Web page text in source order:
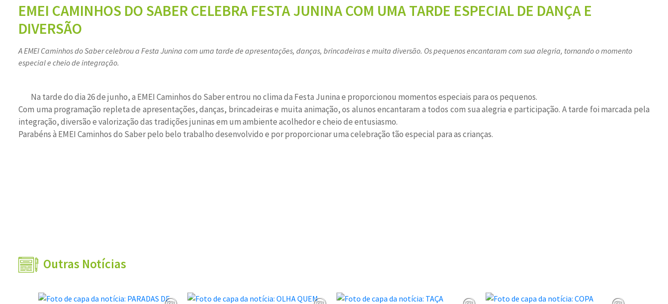
EMEI CAMINHOS DO SABER CELEBRA FESTA JUNINA COM UMA TARDE ESPECIAL DE DANÇA E
DIVERSÃO
A EMEI Caminhos do Saber celebrou a Festa Junina com uma tarde de apresentações, danças, brincadeiras e muita diversão. Os pequenos encantaram com sua alegria, tornando o momento
especial e cheio de integração.
Na tarde do dia 26 de junho, a EMEI Caminhos do Saber entrou no clima da Festa Junina e proporcionou momentos especiais para os pequenos.
Com uma programação repleta de apresentações, danças, brincadeiras e muita animação, os alunos encantaram a todos com sua alegria e participação. A tarde foi marcada pela
integração, diversão e valorização das tradições juninas em um ambiente acolhedor e cheio de entusiasmo.
Parabéns à EMEI Caminhos do Saber pelo belo trabalho desenvolvido e por proporcionar uma celebração tão especial para as crianças.
Outras Notícias